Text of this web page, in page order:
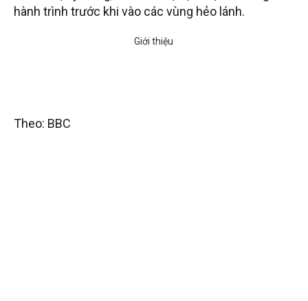
hành trình trước khi vào các vùng hẻo lánh.
Theo: BBC